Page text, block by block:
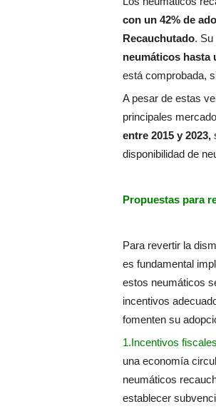
con un 42% de
Recauchutado. Su
neumáticos hasta
está comprobada,
A pesar de estas
principales
entre 2015 y 2023,
disponibilidad de
Propuestas para
Para revertir la
es fundamental
estos neumáticos
incentivos
fomenten su
1.Incentivos
una economía
neumáticos
establecer